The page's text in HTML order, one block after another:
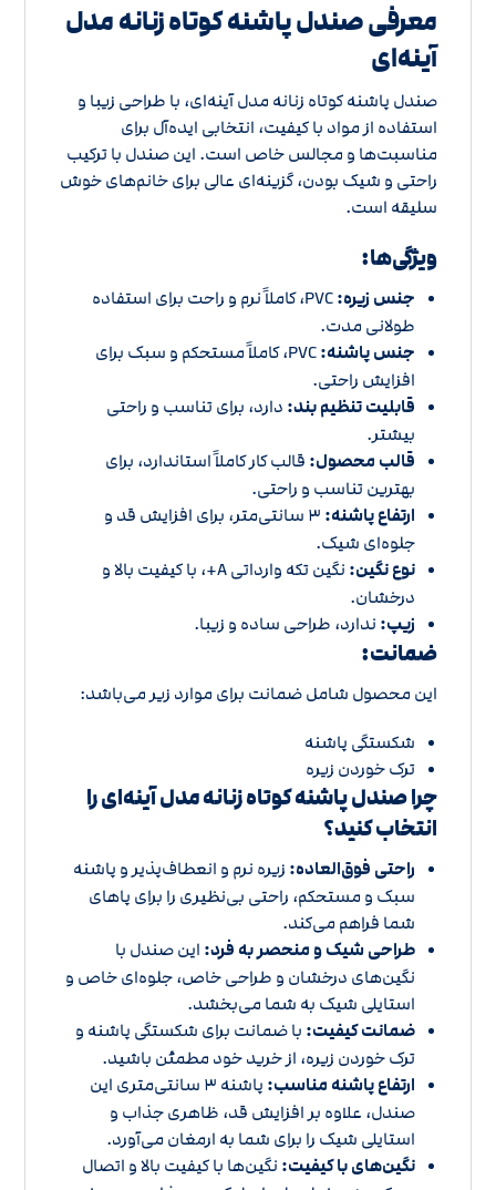
معرفی صندل پاشنه کوتاه زنانه مدل
آینه‌ای
صندل پاشنه کوتاه زنانه مدل آینه‌ای، با طراحی زیبا و
استفاده از مواد با کیفیت، انتخابی ایده‌آل برای
مناسبت‌ها و مجالس خاص است. این صندل با ترکیب
راحتی و شیک بودن، گزینه‌ای عالی برای خانم‌های خوش
سلیقه است.
ویژگی‌ها:
جنس زیره:
PVC، کاملاً نرم و راحت برای استفاده
طولانی مدت.
جنس پاشنه:
PVC، کاملاً مستحکم و سبک برای
افزایش راحتی.
قابلیت تنظیم بند: دارد، برای تناسب و راحتی
بیشتر.
قالب محصول: قالب کار کاملاً استاندارد، برای
بهترین تناسب و راحتی.
ارتفاع پاشنه:
3 سانتی‌متر، برای افزایش قد و
جلوه‌ای شیک.
نوع نگین:
نگین تکه وارداتی A+، با کیفیت بالا و
درخشان.
زیپ: ندارد، طراحی ساده و زیبا.
ضمانت:
این محصول شامل ضمانت برای موارد زیر می‌باشد:
شکستگی پاشنه
ترک خوردن زیره
چرا صندل پاشنه کوتاه زنانه مدل آینه‌ای را
انتخاب کنید؟
راحتی فوق‌العاده: زیره نرم و انعطاف‌پذیر و پاشنه
سبک و مستحکم، راحتی بی‌نظیری را برای پاهای
شما فراهم می‌کند.
طراحی شیک و منحصر به فرد: این صندل با
نگین‌های درخشان و طراحی خاص، جلوه‌ای خاص و
استایلی شیک به شما می‌بخشد.
ضمانت کیفیت: با ضمانت برای شکستگی پاشنه و
ترک خوردن زیره، از خرید خود مطمئن باشید.
ارتفاع پاشنه مناسب:
پاشنه 3 سانتی‌متری این
صندل، علاوه بر افزایش قد، ظاهری جذاب و
استایلی شیک را برای شما به ارمغان می‌آورد.
نگین‌های با کیفیت: نگین‌ها با کیفیت بالا و اتصال